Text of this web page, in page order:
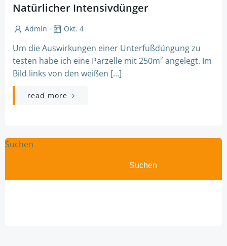
Natürlicher Intensivdünger
Admin - Okt. 4
Um die Auswirkungen einer Unterfußdüngung zu
testen habe ich eine Parzelle mit 250m² angelegt. Im
Bild links von den weißen […]
read more
Suchen
Suchen